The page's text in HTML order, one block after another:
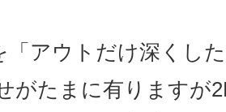
「アウトだけ深くし
がたまに有りますが